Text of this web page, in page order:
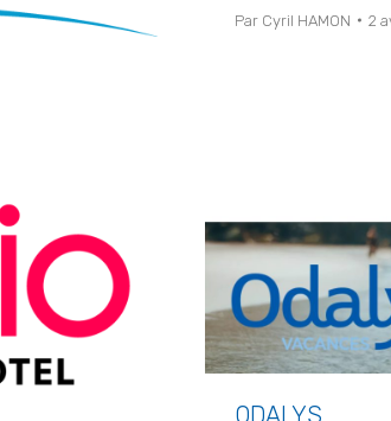
Par Cyril HAMON 2
ODALYS